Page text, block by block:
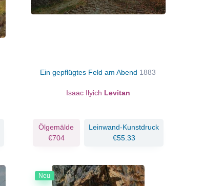
Ein gepflügtes Feld am Abend 1883
Isaac Ilyich Levitan
Ölgemälde
€704
Leinwand-Kunstdruck
€55.33
Neu